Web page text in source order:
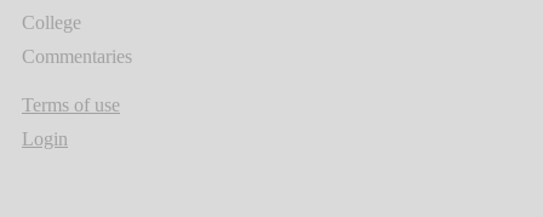
College
Commentaries
Terms of use
Login